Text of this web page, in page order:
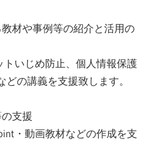
材や事例等の紹介と活用の
トいじめ防止、個人情報保護
の講義を支援致します。
支援
・動画教材などの作成を支